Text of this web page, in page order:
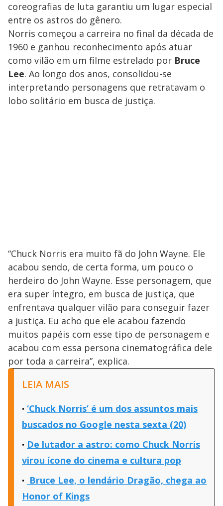
coreografias de luta garantiu um lugar especial
entre os astros do gênero.
Norris começou a carreira no final da década de
1960 e ganhou reconhecimento após atuar
como vilão em um filme estrelado por Bruce
Lee. Ao longo dos anos, consolidou-se
interpretando personagens que retratavam o
lobo solitário em busca de justiça.
“Chuck Norris era muito fã do John Wayne. Ele
acabou sendo, de certa forma, um pouco o
herdeiro do John Wayne. Esse personagem, que
era super íntegro, em busca de justiça, que
enfrentava qualquer vilão para conseguir fazer
a justiça. Eu acho que ele acabou fazendo
muitos papéis com esse tipo de personagem e
acabou com essa persona cinematográfica dele
por toda a carreira”, explica.
LEIA MAIS
‘Chuck Norris’ é um dos assuntos mais
buscados no Google nesta sexta (20)
De lutador a astro: como Chuck Norris
virou ícone do cinema e cultura pop
Bruce Lee, o lendário Dragão, chega ao
Honor of Kings